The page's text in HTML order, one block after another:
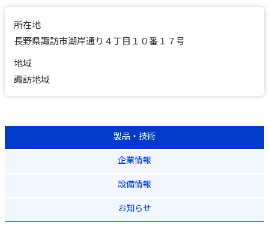
所在地
長野県諏訪市湖岸通り４丁目１０番１７号
地域
諏訪地域
製品・技術
企業情報
設備情報
お知らせ